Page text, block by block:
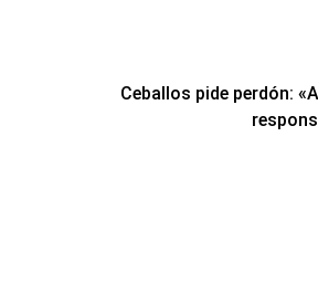
Ceballos pide perdón: